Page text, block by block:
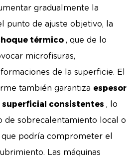
gradualmente la
punto de ajuste objetivo, la
térmico , que de lo
microfisuras,
de la superficie. El
también garantiza espesor
superficial consistentes , lo
de sobrecalentamiento local o
podría comprometer el
Las máquinas